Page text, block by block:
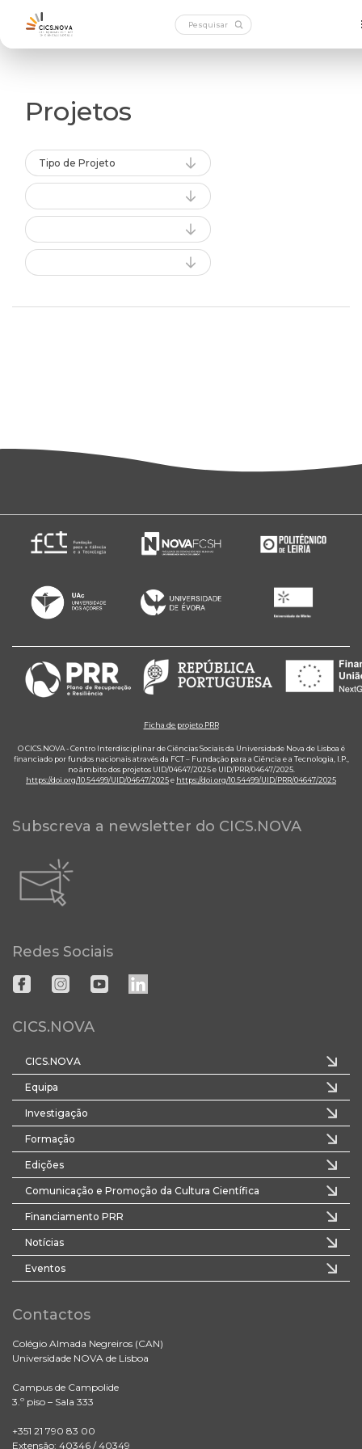
Projetos
Tipo de Projeto
Ficha de projeto PRR
O CICS.NOVA - Centro Interdisciplinar de Ciências Sociais da Universidade Nova de Lisboa é
financiado por fundos nacionais através da FCT – Fundação para a Ciência e a Tecnologia, I.P.,
no âmbito dos projetos UID/04647/2025 e UID/PRR/04647/2025.
https://doi.org/10.54499/UID/04647/2025e https://doi.org/10.54499/UID/PRR/04647/2025
Subscreva a newsletter do CICS.NOVA
Redes Sociais
CICS.NOVA
CICS.NOVA
Equipa
Investigação
Formação
Edições
Comunicação e Promoção da Cultura Científica
Financiamento PRR
Notícias
Eventos
Contactos
Colégio Almada Negreiros (CAN)
Universidade NOVA de Lisboa
Campus de Campolide
3.º piso – Sala 333
+351 21 790 83 00
Extensão: 40346 / 40349